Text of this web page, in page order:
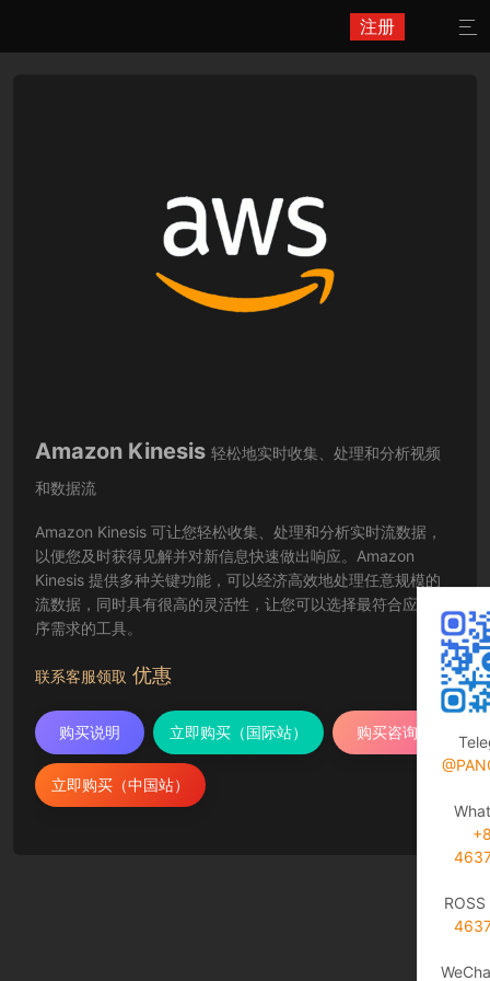
注册 
Amazon Kinesis 轻松地实时收集、处理和分析视频
和数据流
Amazon Kinesis 可让您轻松收集、处理和分析实时流数据，
以便您及时获得见解并对新信息快速做出响应。Amazon
Kinesis 提供多种关键功能，可以经济高效地处理任意规模的
流数据，同时具有很高的灵活性，让您可以选择最符合应用程
序需求的工具。
联系客服领取 优惠
购买说明 立即购买（国际站） 购买咨询
立即购买（中国站）